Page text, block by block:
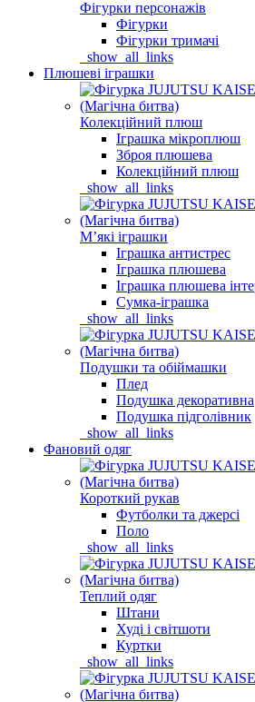
Фігурки персонажів
Фігурки
Фігурки тримачі
_show_all_links
Плюшеві іграшки
Колекційний плюш
Іграшка мікроплюш
Зброя плюшева
Колекційний плюш
_show_all_links
Мʼякі іграшки
Іграшка антистрес
Іграшка плюшева
Іграшка плюшева
Сумка-іграшка
_show_all_links
Подушки та обіймашки
Плед
Подушка декоративна
Подушка підголівник
_show_all_links
Фановий одяг
Короткий рукав
Футболки та джерсі
Поло
_show_all_links
Теплий одяг
Штани
Худі і світшоти
Куртки
_show_all_links